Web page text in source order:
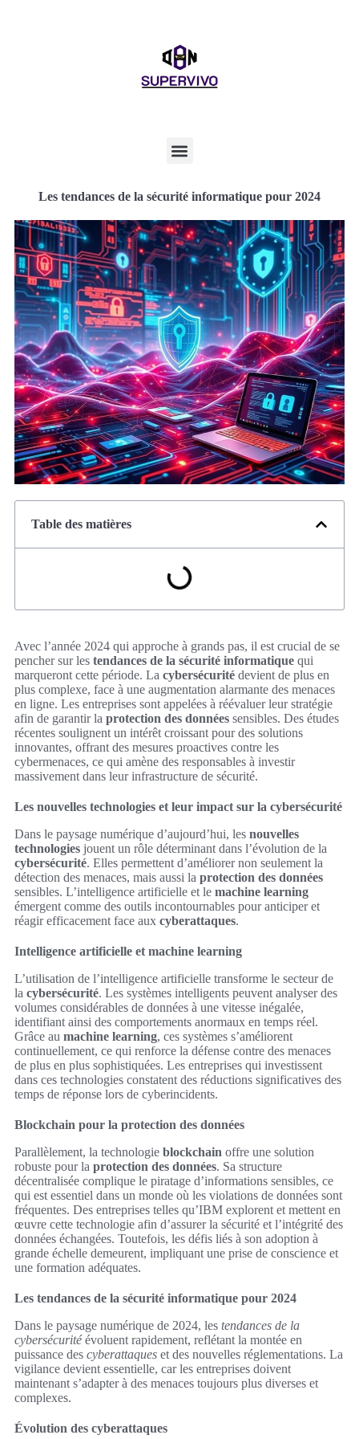
Les tendances de la sécurité informatique pour 2024
Table des matières
Avec l’année 2024 qui approche à grands pas, il est crucial de se
pencher sur les tendances de la sécurité informatique qui
marqueront cette période. La cybersécurité devient de plus en
plus complexe, face à une augmentation alarmante des menaces
en ligne. Les entreprises sont appelées à réévaluer leur stratégie
afin de garantir la protection des données sensibles. Des études
récentes soulignent un intérêt croissant pour des solutions
innovantes, offrant des mesures proactives contre les
cybermenaces, ce qui amène des responsables à investir
massivement dans leur infrastructure de sécurité.
Les nouvelles technologies et leur impact sur la cybersécurité
Dans le paysage numérique d’aujourd’hui, les nouvelles
technologies jouent un rôle déterminant dans l’évolution de la
cybersécurité. Elles permettent d’améliorer non seulement la
détection des menaces, mais aussi la protection des données
sensibles. L’intelligence artificielle et le machine learning
émergent comme des outils incontournables pour anticiper et
réagir efficacement face aux cyberattaques.
Intelligence artificielle et machine learning
L’utilisation de l’intelligence artificielle transforme le secteur de
la cybersécurité. Les systèmes intelligents peuvent analyser des
volumes considérables de données à une vitesse inégalée,
identifiant ainsi des comportements anormaux en temps réel.
Grâce au machine learning, ces systèmes s’améliorent
continuellement, ce qui renforce la défense contre des menaces
de plus en plus sophistiquées. Les entreprises qui investissent
dans ces technologies constatent des réductions significatives des
temps de réponse lors de cyberincidents.
Blockchain pour la protection des données
Parallèlement, la technologie blockchain offre une solution
robuste pour la protection des données. Sa structure
décentralisée complique le piratage d’informations sensibles, ce
qui est essentiel dans un monde où les violations de données sont
fréquentes. Des entreprises telles qu’IBM explorent et mettent en
œuvre cette technologie afin d’assurer la sécurité et l’intégrité des
données échangées. Toutefois, les défis liés à son adoption à
grande échelle demeurent, impliquant une prise de conscience et
une formation adéquates.
Les tendances de la sécurité informatique pour 2024
Dans le paysage numérique de 2024, les tendances de la
cybersécuritéévoluent rapidement, reflétant la montée en
puissance des cyberattaques et des nouvelles réglementations. La
vigilance devient essentielle, car les entreprises doivent
maintenant s’adapter à des menaces toujours plus diverses et
complexes.
Évolution des cyberattaques